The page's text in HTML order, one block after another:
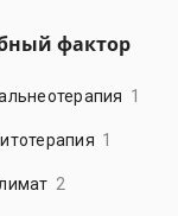
фактор
1
1
2